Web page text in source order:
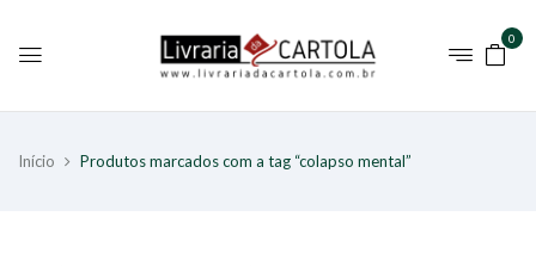
0
Início Produtos marcados com a tag “colapso mental”